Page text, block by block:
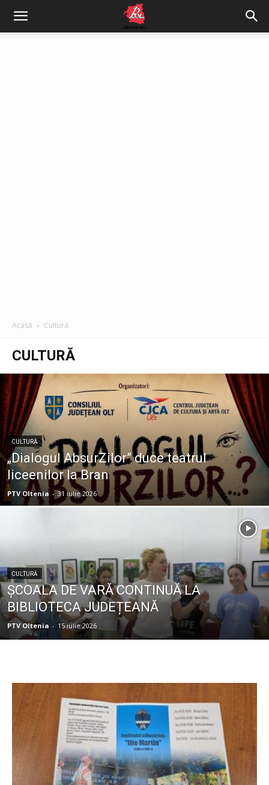
Acasă Cultură
CULTURĂ
CULTURĂ
„Dialogul AbsurZilor” duce teatrul
liceenilor la Bran
PTV Oltenia - 31 iulie 2026
CULTURĂ
ȘCOALA DE VARĂ CONTINUĂ LA
BIBLIOTECA JUDEȚEANĂ
PTV Oltenia - 15 iulie 2026